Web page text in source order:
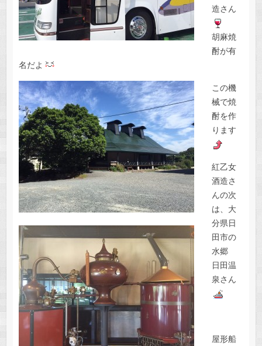
造さん
胡麻焼
酎が有
名だよ
この機
械で焼
酎を作
ります
紅乙女
酒造さ
んの次
は、大
分県日
田市の
水郷
日田温
泉さん
屋形船